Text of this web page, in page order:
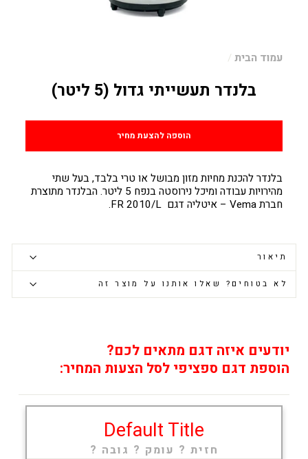
עמוד הבית /
בלנדר תעשייתי גדול (5 ליטר)
הוספה להצעת מחיר
בלנדר להכנת מחיות מזון מבושל או טרי בלבד, בעל שתי
מהירויות עבודה ומיכל נירוסטה בנפח 5 ליטר. הבלנדר מתוצרת
חברת Vema – איטליה דגם FR 2010/L.
תיאור
לא בטוחים? שאלו אותנו על מוצר זה
יודעים איזה דגם מתאים לכם?
הוספת דגם ספציפי לסל הצעות המחיר:
Default Title
חזית ? עומק ? גובה ?